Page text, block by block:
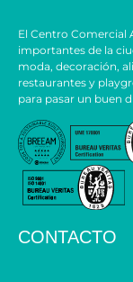
El Centro Comercial
importantes de la
moda, decoración,
restaurantes y
para pasar un buen
CONTACTO